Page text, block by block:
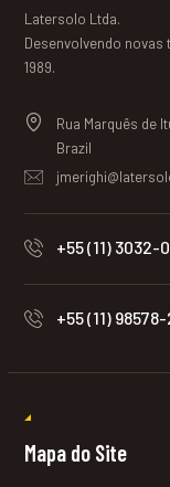
Latersolo Ltda.
Desenvolvendo
1989.
Rua Marquês de
Brazil
+55 (11) 3032-
+55 (11)
Mapa do Site